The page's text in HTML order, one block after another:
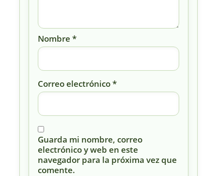
Nombre *
Correo electrónico*
Guarda mi nombre, correo
electrónico y web en este
navegador para la próxima vez que
comente.